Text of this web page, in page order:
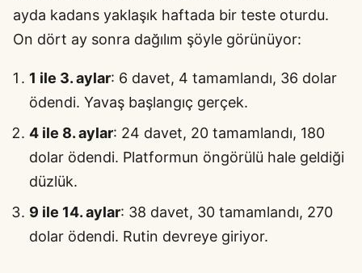
ayda kadans yaklaşık haftada bir teste oturdu.
On dört ay sonra dağılım şöyle görünüyor:
1 ile 3. aylar: 6 davet, 4 tamamlandı, 36 dolar
ödendi. Yavaş başlangıç gerçek.
4 ile 8. aylar: 24 davet, 20 tamamlandı, 180
dolar ödendi. Platformun öngörülü hale geldiği
düzlük.
9 ile 14. aylar: 38 davet, 30 tamamlandı, 270
dolar ödendi. Rutin devreye giriyor.